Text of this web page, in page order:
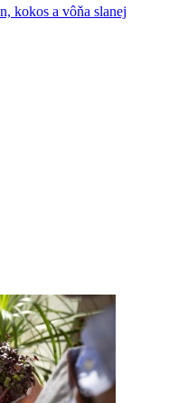
kokos a vôňa slanej